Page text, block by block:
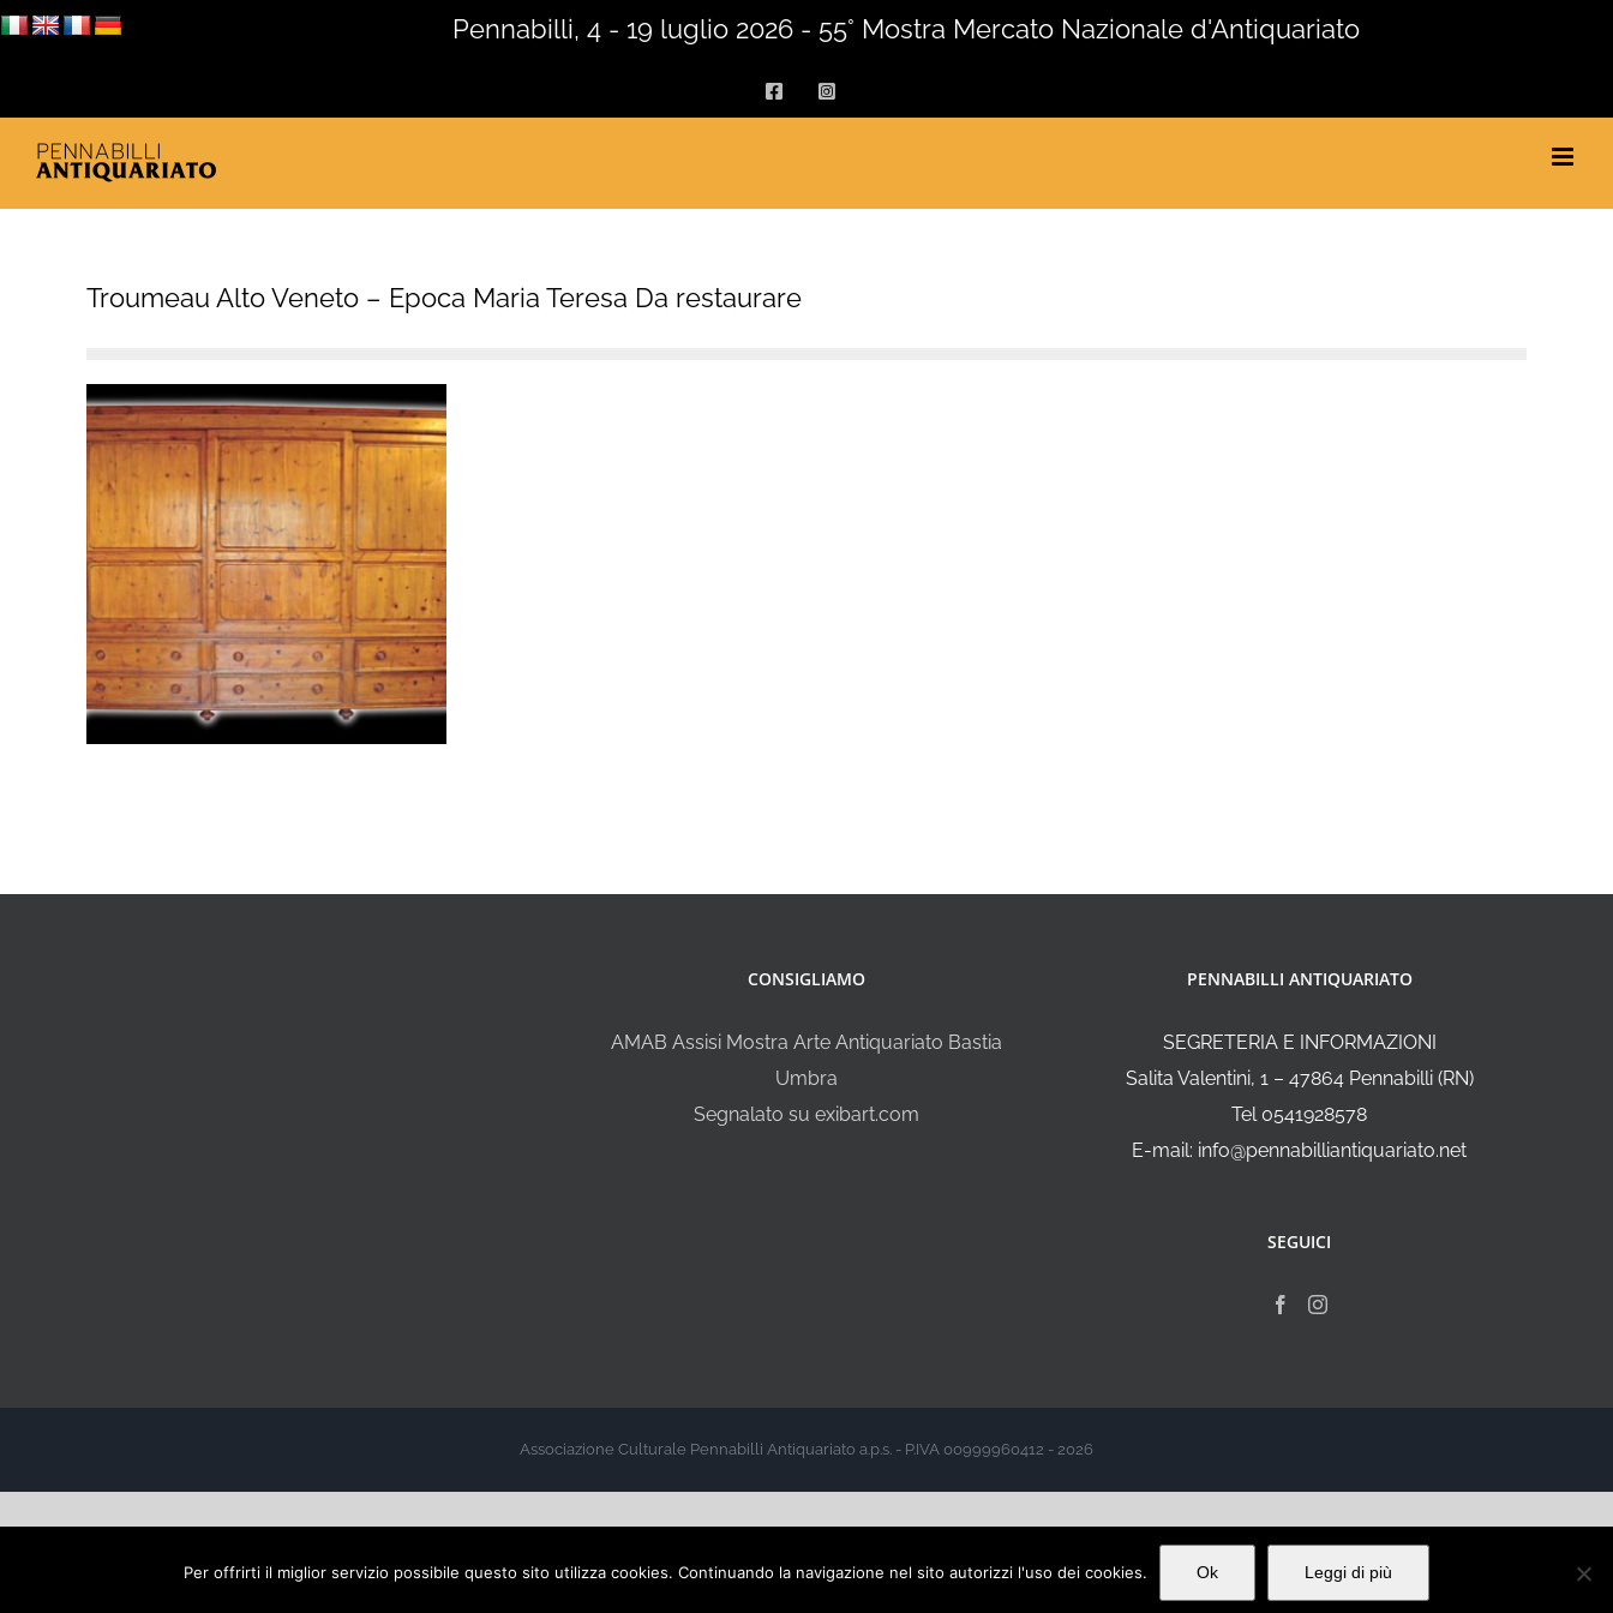
Salta
Pennabilli, 4 - 19 luglio 2026 - 55° Mostra Mercato Nazionale d'Antiquariato
FacebookInstagram
Troumeau Alto Veneto – Epoca Maria Teresa Da restaurare
CONSIGLIAMO
AMAB Assisi Mostra Arte Antiquariato Bastia
Umbra
Segnalato su exibart.com
PENNABILLI ANTIQUARIATO
SEGRETERIA E INFORMAZIONI
Salita Valentini, 1 – 47864 Pennabilli (RN)
Tel 0541928578
E-mail: info@pennabilliantiquariato.net
SEGUICI
Associazione Culturale Pennabilli Antiquariato a.p.s. - P.IVA 00999960412 - 2026
Per offrirti il miglior servizio possibile questo sito utilizza cookies. Continuando la navigazione nel sito autorizzi l'uso dei cookies. Ok Leggi di più